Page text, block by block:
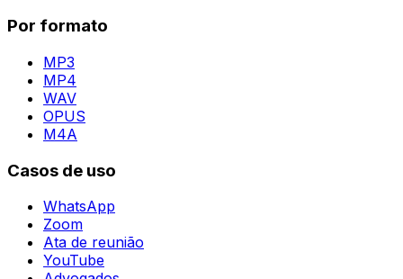
Por formato
MP3
MP4
WAV
OPUS
M4A
Casos de uso
WhatsApp
Zoom
Ata de reunião
YouTube